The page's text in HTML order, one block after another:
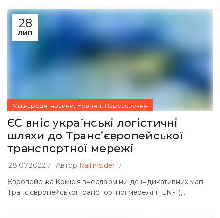
28
ЛИП
Міжнародні новини, Новини, Перевезення
ЄС вніс українські логістичні
шляхи до Транс’європейської
транспортної мережі
28.07.2022 Автор Rail.insider
Європейська Комісія внесла зміни до індикативних мап
Транс’європейської транспортної мережі (TEN-T),...